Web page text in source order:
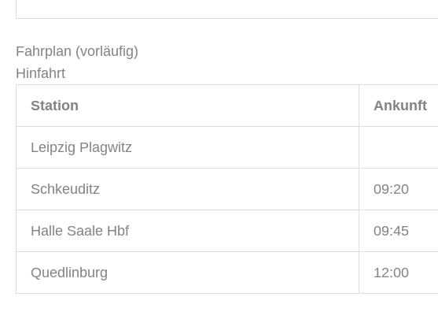
Fahrplan (vorläufig)
Hinfahrt
Station Ankunft
Leipzig Plagwitz
Schkeuditz 09:20
Halle Saale Hbf 09:45
Quedlinburg 12:00